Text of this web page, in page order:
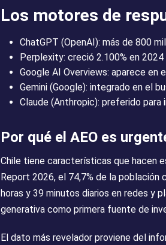
Los motores de
ChatGPT (OpenAI): más de 800
Perplexity: creció 2.100% en
Google AI Overviews: aparece en
Gemini (Google): integrado en el
Claude (Anthropic): preferido
Por qué el AEO es
Chile tiene características que hacen
Report 2026, el 74,7% de la
horas y 39 minutos diarios en redes y
generativa como primera fuente de
El dato más revelador proviene del